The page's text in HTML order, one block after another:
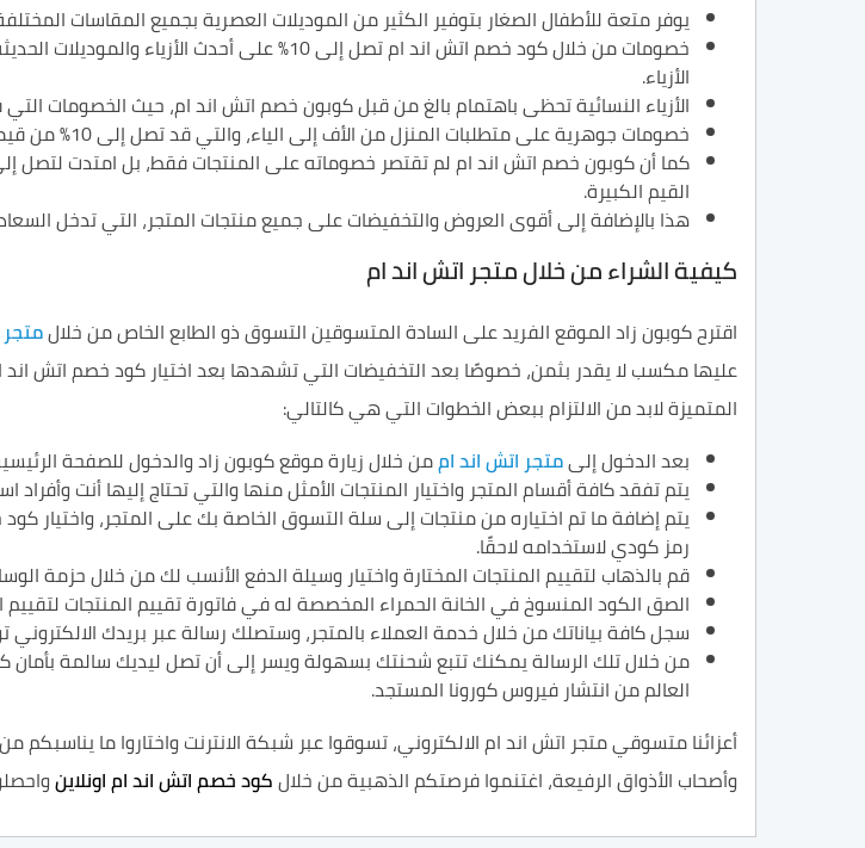
يوفر متعة للأطفال الصغار بتوفير الكثير من الموديلات العصرية بجميع المقاسات
خصومات من خلال كود خصم اتش اند ام تصل إلى 10%
الأزياء.
الأزياء النسائية تحظى باهتمام بالغ من قبل كوبون خصم اتش اند ام، حيث الخصومات التي قد تصل إلى 30% على أجود الماركات التجارية العالمية
خصومات جوهرية على متطلبات المنزل من الأف إلى الياء، والتي قد تصل إلى 10% من قيمة أسعار المنتجات بالكامل مهما بلغ سعرها.
كما أن كوبون خصم اتش اند ام لم تقتصر خصوماته على المنتجات فقط، بل امتدت لتصل
القيم الكبيرة.
هذا بالإضافة إلى أقوى العروض والتخفيضات على جميع منتجات المتجر، التي تدخل
كيفية الشراء من خلال متجر اتش اند ام
اقترح كوبون زاد الموقع الفريد على السادة المتسوقين التسوق ذو الطابع الخاص من خلال
عليها مكسب لا يقدر بثمن، خصوصًا بعد التخفيضات التي تشهدها بعد اختيار كود خصم اتش اند
المتميزة لابد من الالتزام ببعض الخطوات التي هي كالتالي:
بعد الدخول إلىمتجر اتش اند اممن خلال زيارة موقع كوبون زاد والدخول للصفحة
يتم تفقد كافة أقسام المتجر واختيار المنتجات الأمثل منها والتي تحتاج إليها أنت
يتم إضافة ما تم اختياره من منتجات إلى سلة التسوق الخاصة بك على المتجر،
رمز كودي لاستخدامه لاحقًا.
قم بالذهاب لتقييم المنتجات المختارة واختيار وسيلة الدفع الأنسب لك من خلال حزمة
الصق الكود المنسوخ في الخانة الحمراء المخصصة له في فاتورة تقييم المنتجات
سجل كافة بياناتك من خلال خدمة العملاء بالمتجر، وستصلك رسالة عبر بريدك
من خلال تلك الرسالة يمكنك تتبع شحنتك بسهولة ويسر إلى أن تصل ليديك سالمة بأمان
العالم من انتشار فيروس كورونا المستجد.
أعزائنا متسوقي متجر اتش اند ام الالكتروني، تسوقوا عبر شبكة الانترنت واختاروا ما يناسبكم
وأصحاب الأذواق الرفيعة، اغتنموا فرصتكم الذهبية من خلالكود خصم اتش اند ام اونلاين